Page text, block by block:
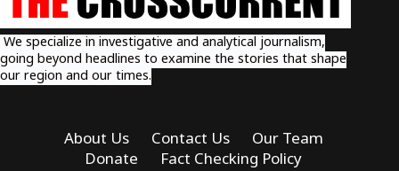
We specialize in investigative and analytical journalism,
going beyond headlines to examine the stories that shape
our region and our times.
About Us Contact Us
Our Team
Donate
Fact Checking Policy